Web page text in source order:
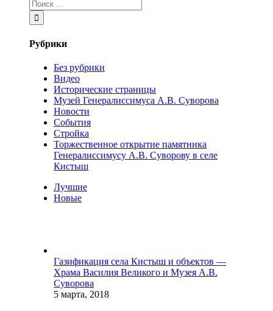
Рубрики
Без рубрики
Видео
Исторические страницы
Музей Генералиссимуса А.В. Суворова
Новости
События
Стройка
Торжественное открытие памятника
Генералиссимусу А.В. Суворову в селе
Кистыш
Лучшие
Новые
Газификация села Кистыш и объектов —
Храма Василия Великого и Музея А.В.
Суворова
5 марта, 2018